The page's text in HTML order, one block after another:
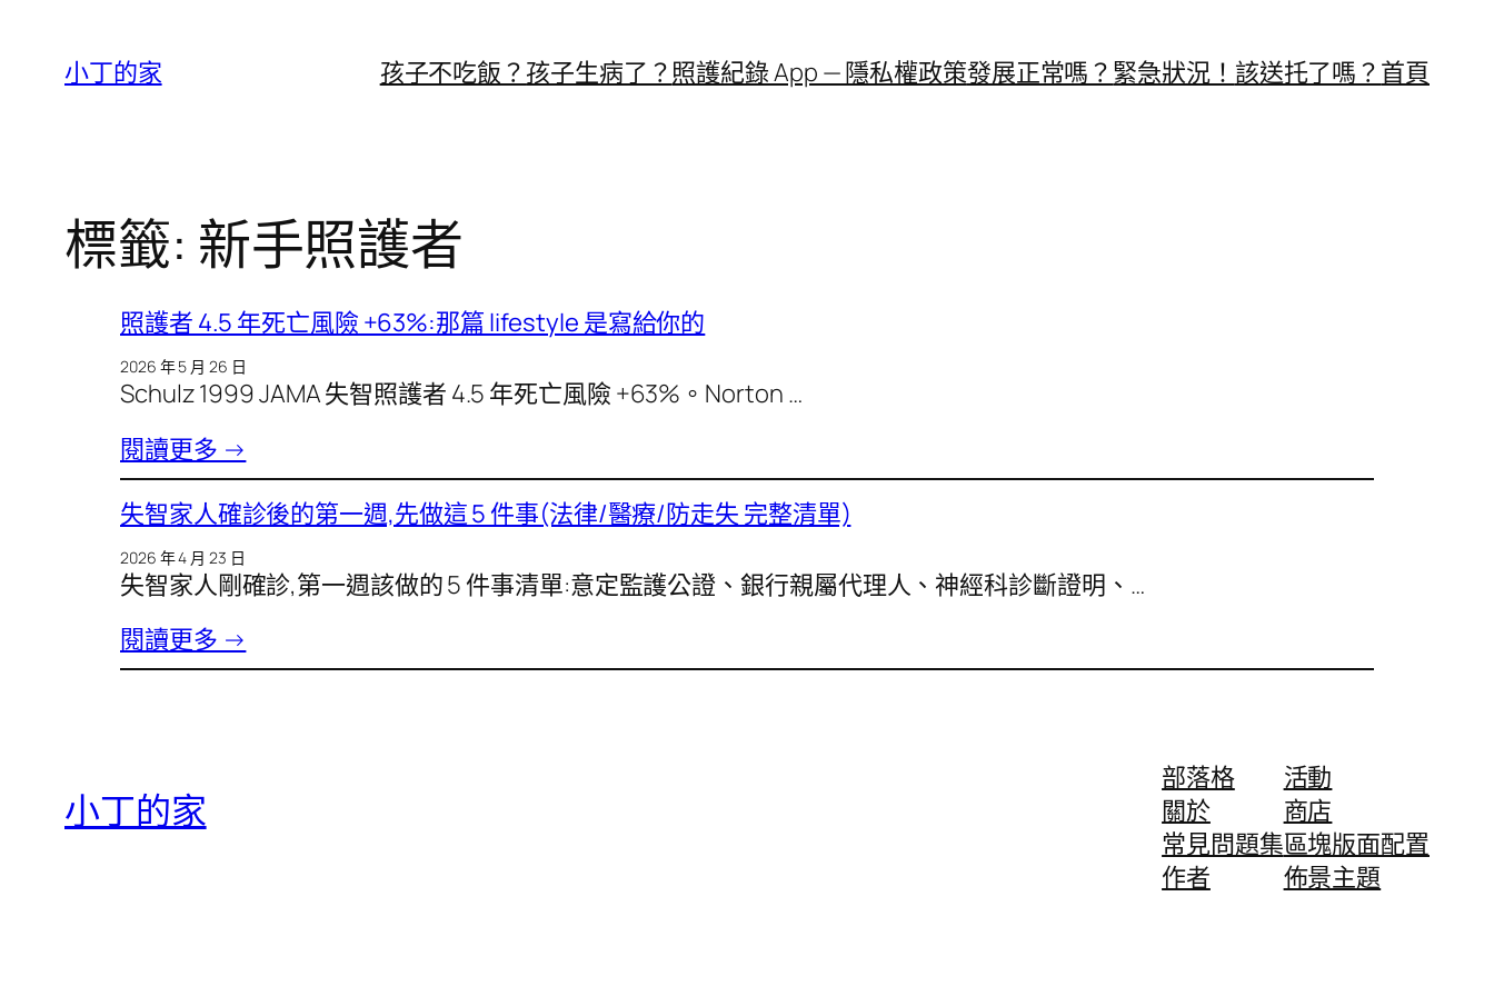
小丁的家 孩子不吃飯？ 孩子生病了？照護紀錄 App — 隱私權政策發展正常嗎？ 緊急狀況！ 該送托了嗎？ 首頁
標籤: 新手照護者
照護者 4.5 年死亡風險 +63%:那篇 lifestyle 是寫給你的
2026 年 5 月 26 日
Schulz 1999 JAMA 失智照護者 4.5 年死亡風險 +63%。Norton …
閱讀更多 →
失智家人確診後的第一週,先做這 5 件事(法律/醫療/防走失 完整清單)
2026 年 4 月 23 日
失智家人剛確診,第一週該做的 5 件事清單:意定監護公證、銀行親屬代理人、神經科診斷證明、…
閱讀更多 →
小丁的家
部落格
關於
常見問題集
作者
活動
商店
區塊版面配置
佈景主題